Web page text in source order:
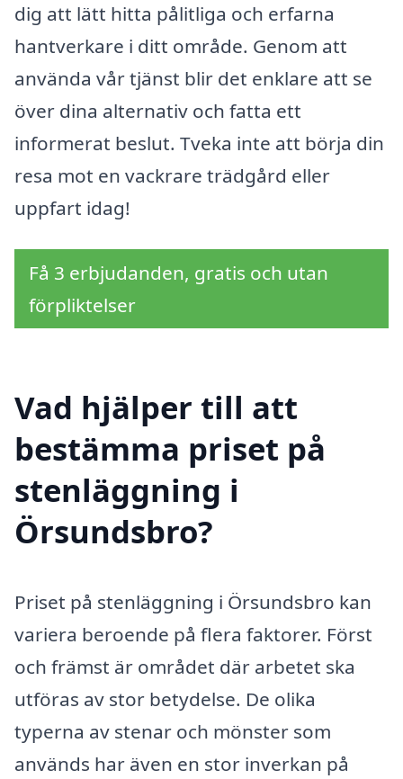
dig att lätt hitta pålitliga och erfarna
hantverkare i ditt område. Genom att
använda vår tjänst blir det enklare att se
över dina alternativ och fatta ett
informerat beslut. Tveka inte att börja din
resa mot en vackrare trädgård eller
uppfart idag!
Få 3 erbjudanden, gratis och utan
förpliktelser
Vad hjälper till att
bestämma priset på
stenläggning i
Örsundsbro?
Priset på stenläggning i Örsundsbro kan
variera beroende på flera faktorer. Först
och främst är området där arbetet ska
utföras av stor betydelse. De olika
typerna av stenar och mönster som
används har även en stor inverkan på